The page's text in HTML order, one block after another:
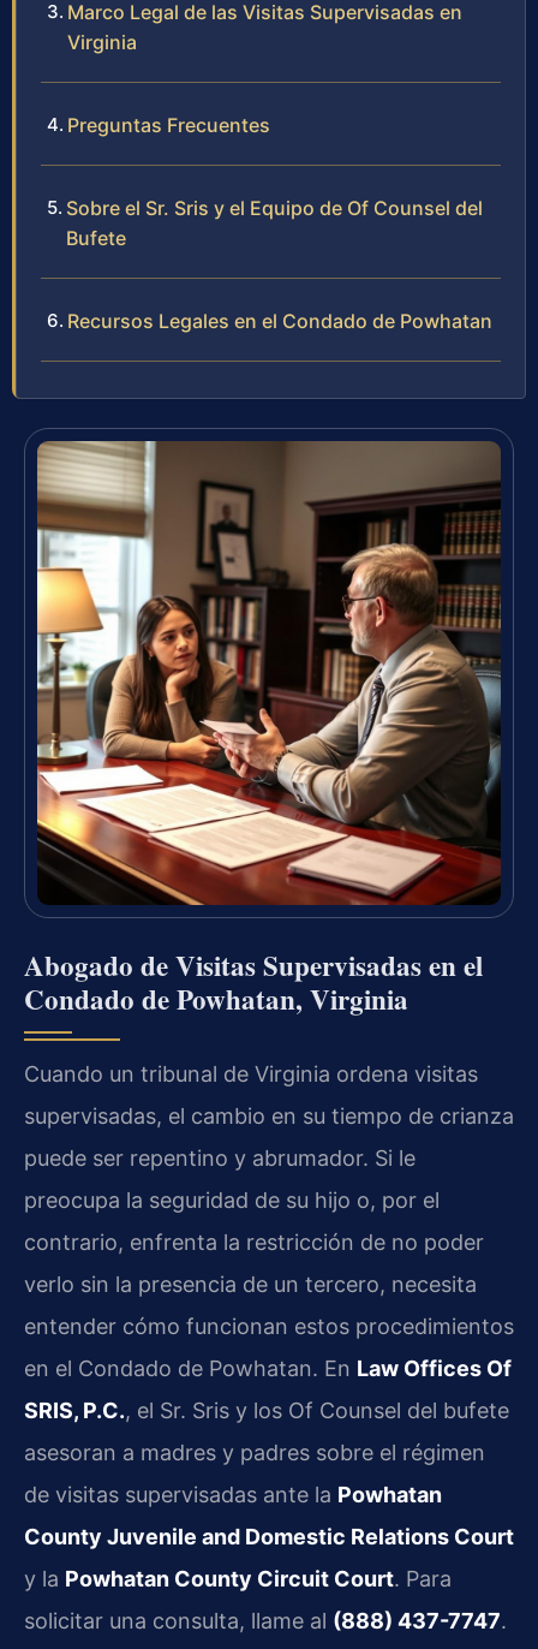
Marco Legal de las Visitas Supervisadas en
Virginia
Preguntas Frecuentes
Sobre el Sr. Sris y el Equipo de Of Counsel del
Bufete
Recursos Legales en el Condado de Powhatan
Abogado de Visitas Supervisadas en el
Condado de Powhatan, Virginia
Cuando un tribunal de Virginia ordena visitas
supervisadas, el cambio en su tiempo de crianza
puede ser repentino y abrumador. Si le
preocupa la seguridad de su hijo o, por el
contrario, enfrenta la restricción de no poder
verlo sin la presencia de un tercero, necesita
entender cómo funcionan estos procedimientos
en el Condado de Powhatan. En Law Offices Of
SRIS, P.C., el Sr. Sris y los Of Counsel del bufete
asesoran a madres y padres sobre el régimen
de visitas supervisadas ante la Powhatan
County Juvenile and Domestic Relations Court
y la Powhatan County Circuit Court. Para
solicitar una consulta, llame al (888) 437-7747.